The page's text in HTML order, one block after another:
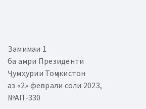
Замимаи 1
ба амри Президенти
Ҷумҳурии Тоҷикистон
аз «2» феврали соли 2023,
№АП-330